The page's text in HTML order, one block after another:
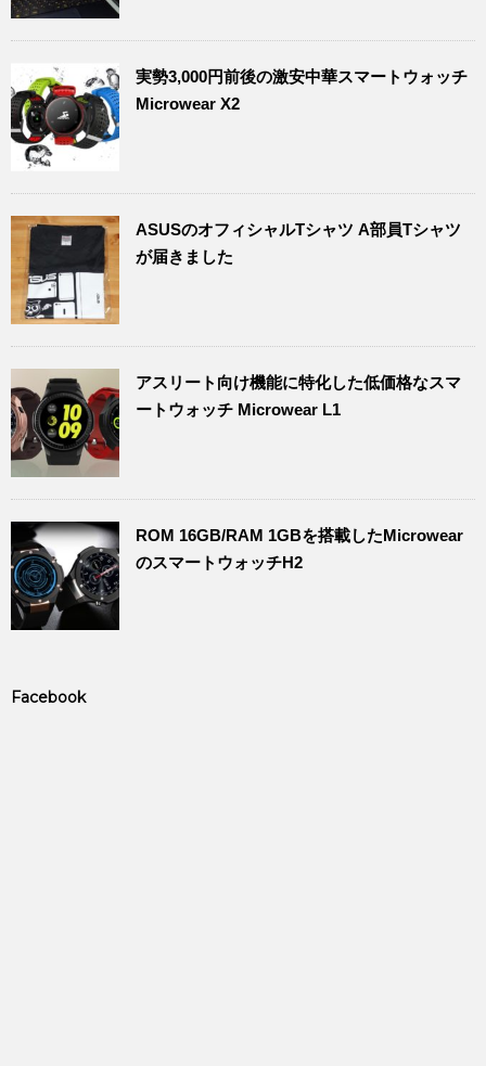
実勢3,000円前後の激安中華スマートウォッチ
Microwear X2
ASUSのオフィシャルTシャツ A部員Tシャツ
が届きました
アスリート向け機能に特化した低価格なスマ
ートウォッチ Microwear L1
ROM 16GB/RAM 1GBを搭載したMicrowear
のスマートウォッチH2
Facebook